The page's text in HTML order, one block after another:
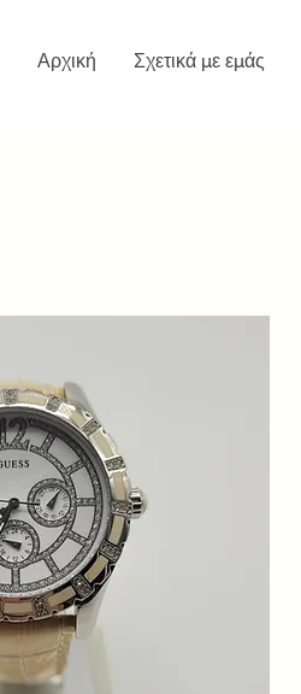
Αρχική Σχετικά με εμάς